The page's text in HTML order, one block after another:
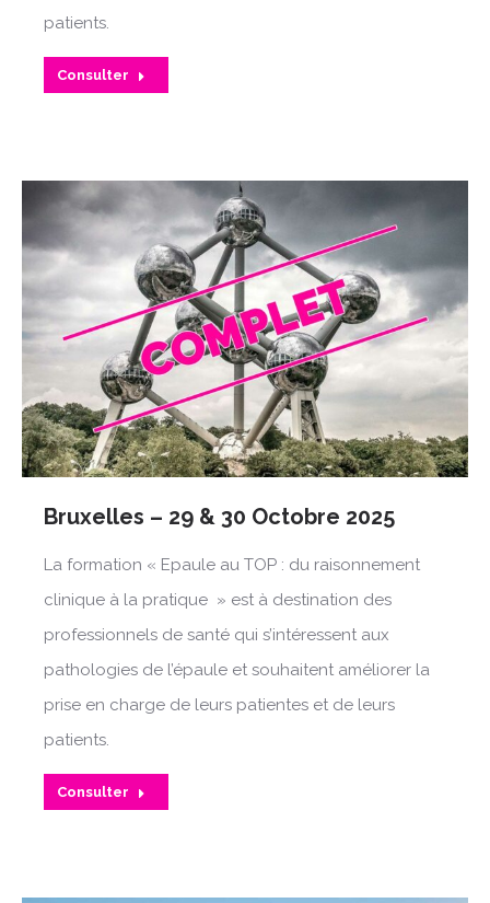
patients.
Consulter
Bruxelles – 29 & 30 Octobre 2025
La formation « Epaule au TOP : du raisonnement
clinique à la pratique » est à destination des
professionnels de santé qui s’intéressent aux
pathologies de l’épaule et souhaitent améliorer la
prise en charge de leurs patientes et de leurs
patients.
Consulter